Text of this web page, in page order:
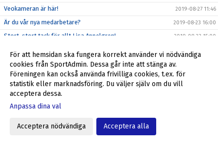
Veokameran är här! 2019-08-27 11:46
Är du vår nya medarbetare? 2019-08-23 16:00
Stort, stort tack för allt Lisa Appelgren! 2019-08-23 15:00
Du som företagare kan nu stötta Kvarnby IK
Få en biobiljett - stöd samtidigt Kvarnby IK
Tack till BRF Odonvidet 2019-07-01 10:36
Spontanträning torsdag 27/6
Höjd återbäring från Apoteket - mer pengar till dig och
Kvarnby IK
Spontanfotboll i sommar!
För att hemsidan ska fungera korrekt använder vi nödvändiga
cookies från SportAdmin. Dessa går inte att stänga av.
Föreningen kan också använda frivilliga cookies, t.ex. för
statistik eller marknadsföring. Du väljer själv om du vill
acceptera dessa.
Anpassa dina val
Acceptera nödvändiga Acceptera alla